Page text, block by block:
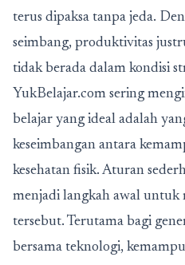
terus dipaksa tanpa jeda.
seimbang, produktivitas
tidak berada dalam kondisi
YukBelajar.com sering
belajar yang ideal adalah
keseimbangan antara
kesehatan fisik. Aturan
menjadi langkah awal untuk
tersebut. Terutama bagi
bersama teknologi,